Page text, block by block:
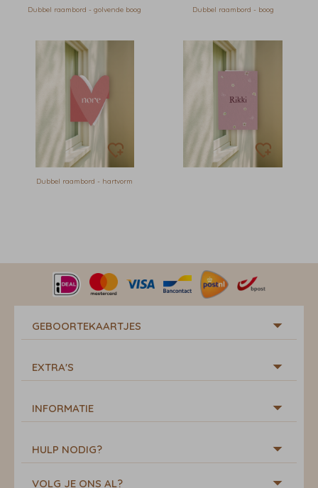
Dubbel raambord - golvende boog Dubbel raambord - boog
Dubbel raambord - hartvorm
GEBOORTEKAARTJES
EXTRA'S
INFORMATIE
HULP NODIG?
VOLG JE ONS AL?